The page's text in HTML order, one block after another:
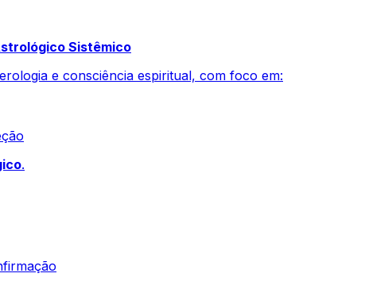
Sistêmico
e consciência espiritual, com foco em:
.